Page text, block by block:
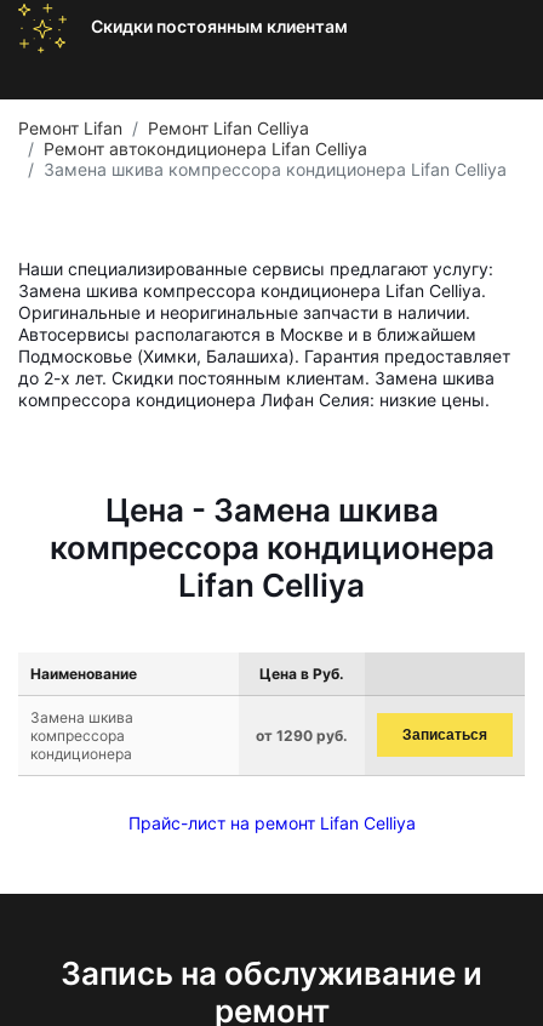
Скидки постоянным клиентам
Ремонт Lifan
Ремонт Lifan Celliya
Ремонт автокондиционера Lifan Celliya
Замена шкива компрессора кондиционера Lifan Celliya
Наши специализированные сервисы предлагают услугу:
Замена шкива компрессора кондиционера Lifan Celliya.
Оригинальные и неоригинальные запчасти в наличии.
Автосервисы располагаются в Москве и в ближайшем
Подмосковье (Химки, Балашиха). Гарантия предоставляет
до 2-х лет. Скидки постоянным клиентам. Замена шкива
компрессора кондиционера Лифан Селия: низкие цены.
Цена - Замена шкива
компрессора кондиционера
Lifan Celliya
Наименование Цена в Руб.
Замена шкива
компрессора
кондиционера
от 1290 руб. Записаться
Прайс-лист на ремонт Lifan Celliya
Запись на обслуживание и
ремонт